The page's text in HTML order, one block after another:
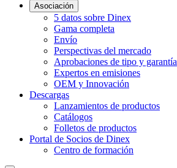
Asociación
5 datos sobre Dinex
Gama completa
Envío
Perspectivas del mercado
Aprobaciones de tipo y garantía
Expertos en emisiones
OEM y Innovación
Descargas
Lanzamientos de productos
Catálogos
Folletos de productos
Portal de Socios de Dinex
Centro de formación